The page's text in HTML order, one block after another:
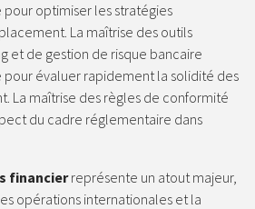
optimiser les stratégies
La maîtrise des outils
et de gestion de risque bancaire
évaluer rapidement la solidité des
La maîtrise des règles de conformité
du cadre réglementaire dans
financierreprésente un atout majeur,
opérations internationales et la